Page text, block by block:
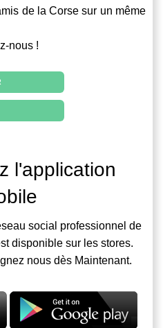
de la Corse sur un même
nous !
l'application
social professionnel de
disponible sur les stores.
nous dès Maintenant.